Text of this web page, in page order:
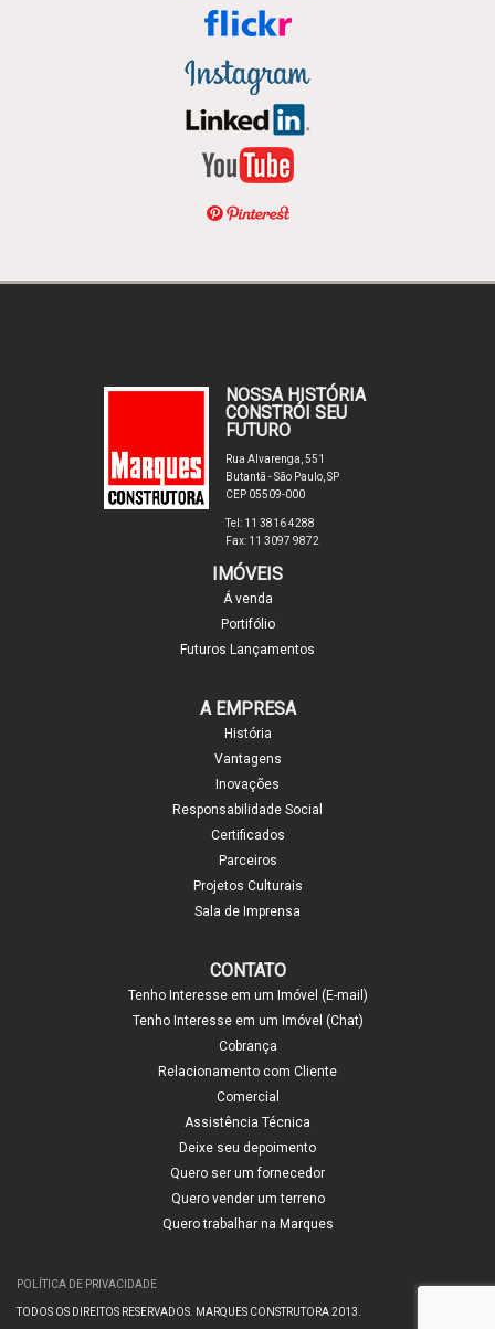
NOSSA HISTÓRIA
CONSTRÓI SEU
FUTURO
Rua Alvarenga, 551
Butantã - São Paulo, SP
CEP 05509-000
Tel: 11 3816 4288
Fax: 11 3097 9872
IMÓVEIS
Á venda
Portifólio
Futuros Lançamentos
A EMPRESA
História
Vantagens
Inovações
Responsabilidade Social
Certificados
Parceiros
Projetos Culturais
Sala de Imprensa
CONTATO
Tenho Interesse em um Imóvel (E-mail)
Tenho Interesse em um Imóvel (Chat)
Cobrança
Relacionamento com Cliente
Comercial
Assistência Técnica
Deixe seu depoimento
Quero ser um fornecedor
Quero vender um terreno
Quero trabalhar na Marques
POLÍTICA DE PRIVACIDADE
TODOS OS DIREITOS RESERVADOS. MARQUES CONSTRUTORA 2013.